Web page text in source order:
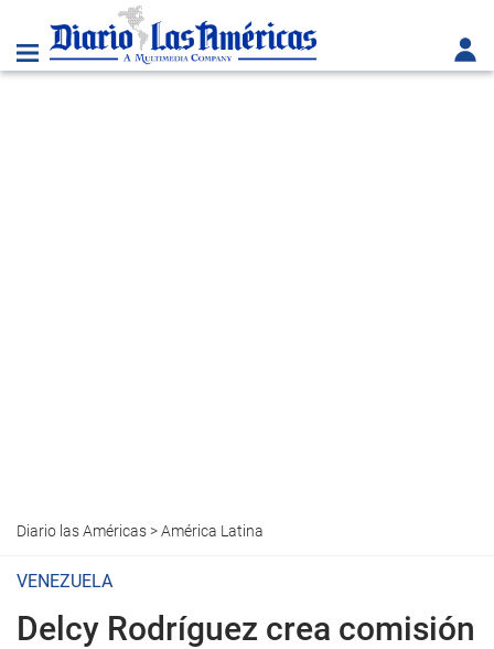
Diario las Américas>América Latina
VENEZUELA
Delcy Rodríguez crea comisión